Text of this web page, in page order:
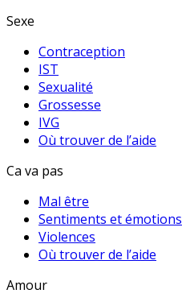
Sexe
Contraception
IST
Sexualité
Grossesse
IVG
Où trouver de l’aide
Ca va pas
Mal être
Sentiments et émotions
Violences
Où trouver de l’aide
Amour